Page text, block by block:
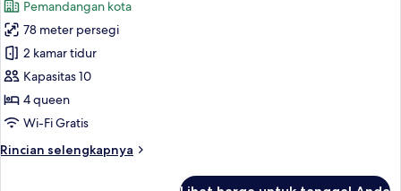
kamar
terhubung,
pemandangan
kota
untuk
Suite
Premium,
2
kamar
tidur,
terhubung,
Pemandangan kota
78 meter persegi
2 kamar tidur
Kapasitas 10
4 queen
Wi-Fi Gratis
Rincian selengkapnya
Rincian